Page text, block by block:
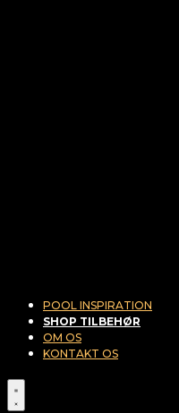
POOL INSPIRATION
SHOP TILBEHØR
OM OS
KONTAKT OS